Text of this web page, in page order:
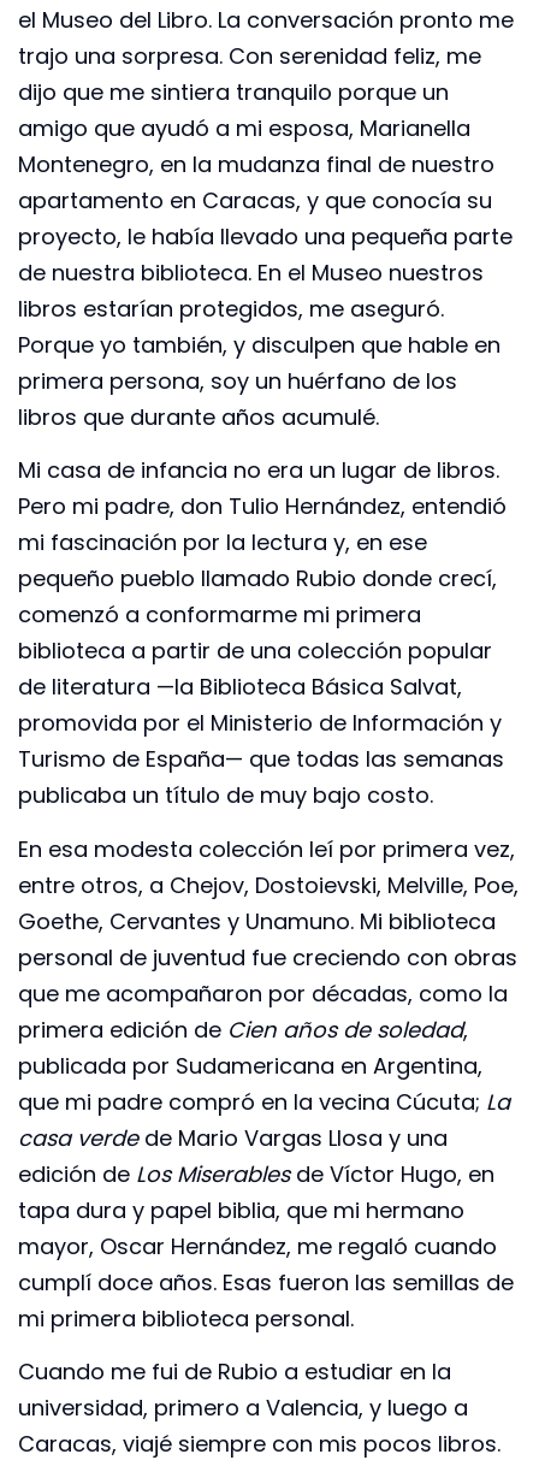
el Museo del Libro. La conversación pronto me
trajo una sorpresa. Con serenidad feliz, me
dijo que me sintiera tranquilo porque un
amigo que ayudó a mi esposa, Marianella
Montenegro, en la mudanza final de nuestro
apartamento en Caracas, y que conocía su
proyecto, le había llevado una pequeña parte
de nuestra biblioteca. En el Museo nuestros
libros estarían protegidos, me aseguró.
Porque yo también, y disculpen que hable en
primera persona, soy un huérfano de los
libros que durante años acumulé.
Mi casa de infancia no era un lugar de libros.
Pero mi padre, don Tulio Hernández, entendió
mi fascinación por la lectura y, en ese
pequeño pueblo llamado Rubio donde crecí,
comenzó a conformarme mi primera
biblioteca a partir de una colección popular
de literatura —la Biblioteca Básica Salvat,
promovida por el Ministerio de Información y
Turismo de España— que todas las semanas
publicaba un título de muy bajo costo.
En esa modesta colección leí por primera vez,
entre otros, a Chejov, Dostoievski, Melville, Poe,
Goethe, Cervantes y Unamuno. Mi biblioteca
personal de juventud fue creciendo con obras
que me acompañaron por décadas, como la
primera edición de Cien años de soledad,
publicada por Sudamericana en Argentina,
que mi padre compró en la vecina Cúcuta; La
casa verdede Mario Vargas Llosa y una
edición de Los Miserablesde Víctor Hugo, en
tapa dura y papel biblia, que mi hermano
mayor, Oscar Hernández, me regaló cuando
cumplí doce años. Esas fueron las semillas de
mi primera biblioteca personal.
Cuando me fui de Rubio a estudiar en la
universidad, primero a Valencia, y luego a
Caracas, viajé siempre con mis pocos libros.